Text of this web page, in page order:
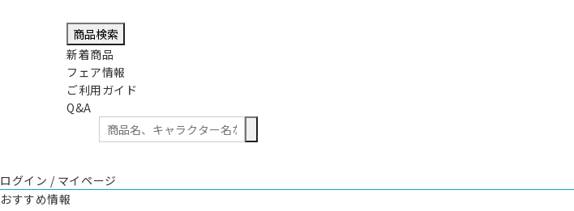
商品検索
新着商品
フェア情報
ご利用ガイド
Q&A
ログイン / マイページ
おすすめ情報